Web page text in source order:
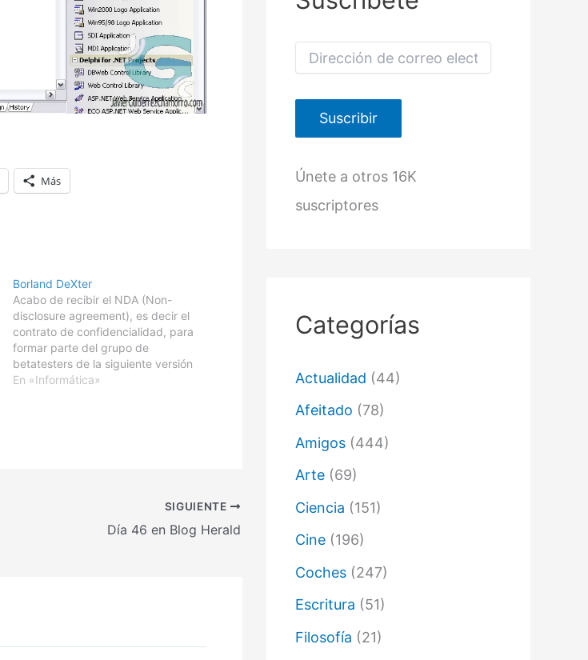
Más
Borland DeXter
Acabo de recibir el NDA (Non-
disclosure agreement), es decir el
contrato de confidencialidad, para
formar parte del grupo de
betatesters de la siguiente versión
de C++ Builder por parte de
En «Informática»
SIGUIENTE
Día 46 en Blog Herald
e
n
e
e
t
ó
i
o
Suscribir
Únete a otros 16K
suscriptores
Categorías
Actualidad (44)
Afeitado (78)
Amigos (444)
Arte (69)
Ciencia (151)
Cine (196)
Coches (247)
Escritura (51)
Filosofía (21)